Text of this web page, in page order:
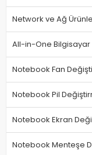
Network ve Ağ
All-in-One Bilgisayar
Notebook Fan
Notebook Pil
Notebook Ekran
Notebook Menteşe